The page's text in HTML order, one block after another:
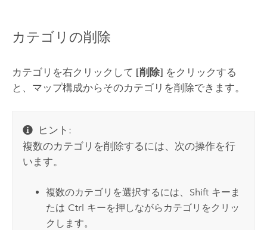
カテゴリの削除
カテゴリを右クリックして [削除] をクリックする
と、マップ構成からそのカテゴリを削除できます。
ヒント:
複数のカテゴリを削除するには、次の操作を行
います。
複数のカテゴリを選択するには、 Shift キーま
たは Ctrl キーを押しながらカテゴリをクリッ
クします。